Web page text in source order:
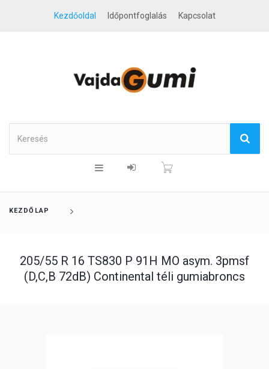
Kezdőoldal Időpontfoglalás Kapcsolat
KEZDŐLAP
205/55 R 16 TS830 P 91H MO asym. 3pmsf
(D,C,B 72dB) Continental téli gumiabroncs